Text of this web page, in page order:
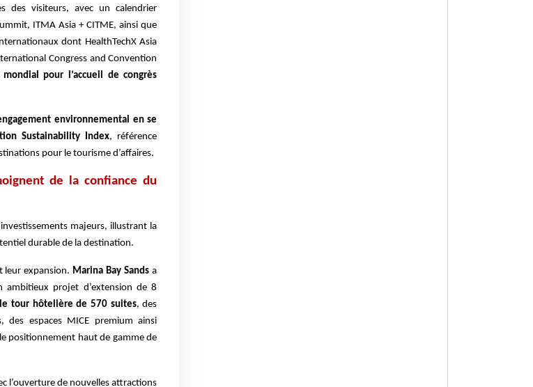
des visiteurs, avec un calendrier
ITMA Asia + CITME, ainsi que
dont HealthTechX Asia
Congress and Convention
mondial pour l’accueil de congrès
environnemental en se
Sustainability Index, référence
pour le tourisme d’affaires.
de la confiance du
majeurs, illustrant la
durable de la destination.
leur expansion. Marina Bay Sands a
ambitieux projet d’extension de 8
tour hôtelière de 570 suites, des
des espaces MICE premium ainsi
positionnement haut de gamme de
l’ouverture de nouvelles attractions